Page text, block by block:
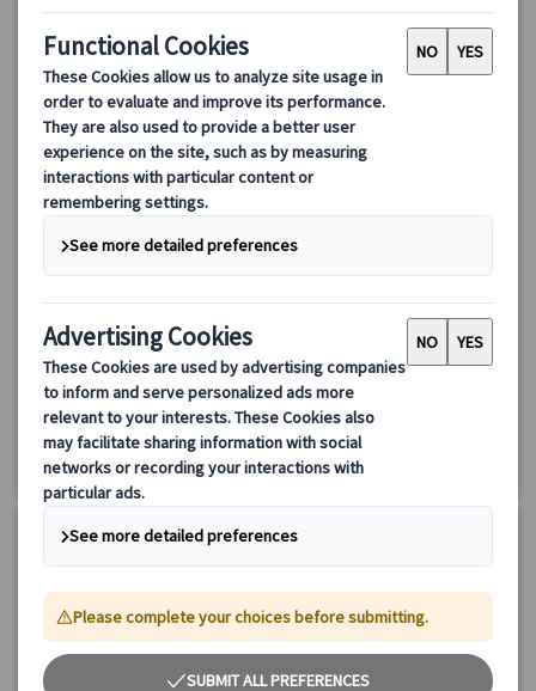
美食の都リヨン街歩き：旧市街散策＆ポール・ボキューズ市場
プライベートツアー（試食・試飲付）
リヨン旧市街とポール・ボキューズ市場を巡る日本語プライベー
トツアー！世界遺産の街並みと美食の都の魅力を堪能。試食やお
買い物サポートも充実で、初めての方でも安心。効率的な観光と
《10月まで》火〜土曜日(5/8・14、7/14、8/15、9/19を除く)
《11月～》火～日曜日(11/1・11、12/12~1/3を除く)
4時間